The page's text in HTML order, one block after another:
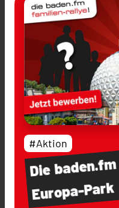
Diebaden.fm
Europa-Park
#Aktion